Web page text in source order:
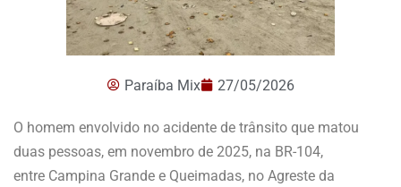
Paraíba Mix 27/05/2026
O homem envolvido no acidente de trânsito que matou
duas pessoas, em novembro de 2025, na BR-104,
entre Campina Grande e Queimadas, no Agreste da